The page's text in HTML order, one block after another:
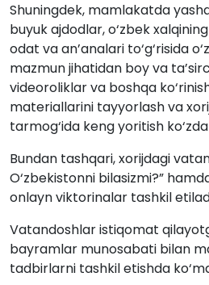
Shuningdek, mamlakatda
buyuk ajdodlar, o‘zbek
odat va an’analari to‘g‘risida
mazmun jihatidan boy va
videoroliklar va boshqa
materiallarini tayyorlash va
tarmog‘ida keng yoritish
Bundan tashqari, xorijdagi
O‘zbekistonni bilasizmi?”
onlayn viktorinalar tashkil
Vatandoshlar istiqomat
bayramlar munosabati bilan
tadbirlarni tashkil etishda